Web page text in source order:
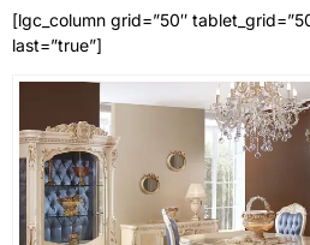
[lgc_column grid=”50″
last=”true”]